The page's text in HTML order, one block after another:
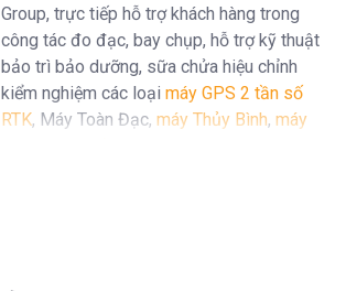
Group, trực tiếp hỗ trợ khách hàng trong
công tác đo đạc, bay chụp, hỗ trợ kỹ thuật
bảo trì bảo dưỡng, sữa chửa hiệu chỉnh
kiểm nghiệm các loại máy GPS 2 tần số
RTK, Máy Toàn Đạc, máy Thủy Bình, máy